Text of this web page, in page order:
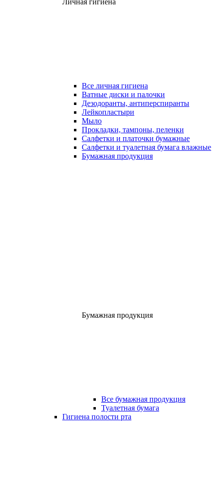
Личная гигиена
Все личная гигиена
Ватные диски и палочки
Дезодоранты, антиперспиранты
Лейкопластыри
Мыло
Прокладки, тампоны, пеленки
Салфетки и платочки бумажные
Салфетки и туалетная бумага влажные
Бумажная продукция
Бумажная продукция
Все бумажная продукция
Туалетная бумага
Гигиена полости рта